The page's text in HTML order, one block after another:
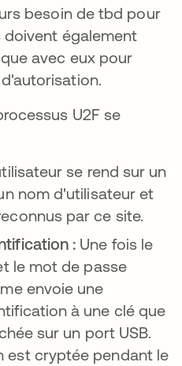
besoin de tbd pour
doivent également
avec eux pour
U2F se
se rend sur un
nom d'utilisateur et
par ce site.
: Une fois le
le mot de passe
envoie une
à une clé que
sur un port USB.
est cryptée pendant le